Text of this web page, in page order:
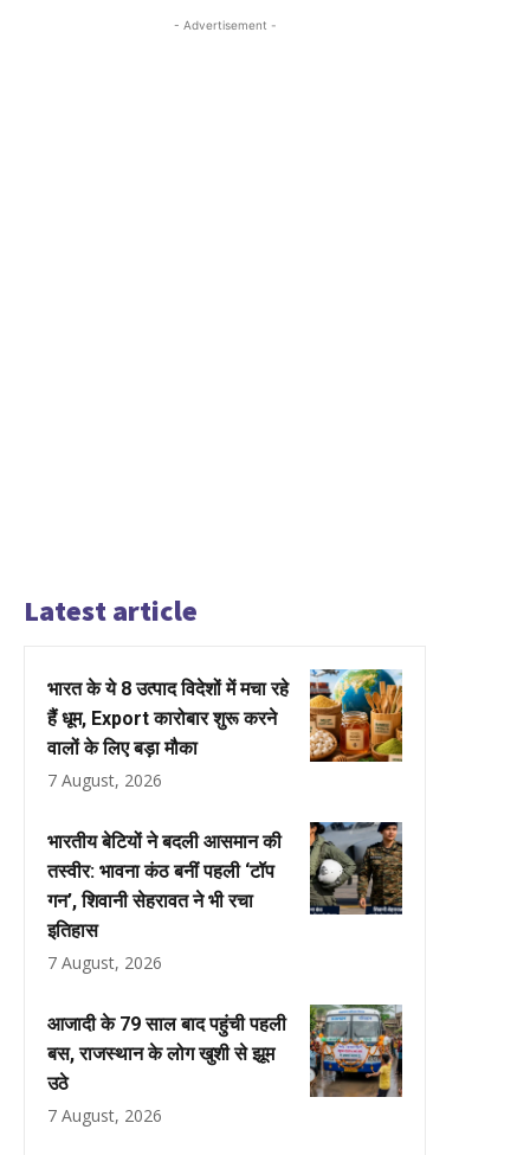
- Advertisement -
Latest article
भारत के ये 8 उत्पाद विदेशों में मचा रहे
हैं धूम, Export कारोबार शुरू करने
वालों के लिए बड़ा मौका
7 August, 2026
भारतीय बेटियों ने बदली आसमान की
तस्वीर: भावना कंठ बनीं पहली ‘टॉप
गन’, शिवानी सेहरावत ने भी रचा
इतिहास
7 August, 2026
आजादी के 79 साल बाद पहुंची पहली
बस, राजस्थान के लोग खुशी से झूम
उठे
7 August, 2026